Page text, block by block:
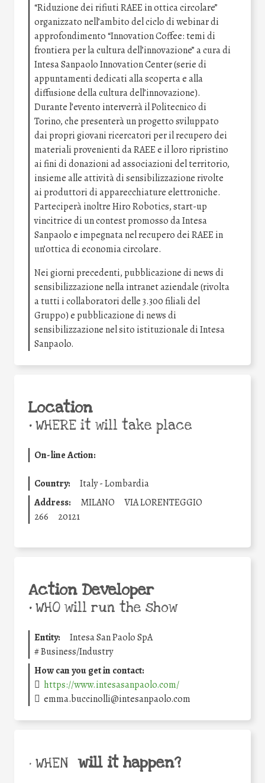
“Riduzione dei rifiuti RAEE in ottica circolare”
organizzato nell’ambito del ciclo di webinar di
approfondimento “Innovation Coffee: temi di
frontiera per la cultura dell’innovazione” a cura di
Intesa Sanpaolo Innovation Center (serie di
appuntamenti dedicati alla scoperta e alla
diffusione della cultura dell’innovazione).
Durante l’evento interverrà il Politecnico di
Torino, che presenterà un progetto sviluppato
dai propri giovani ricercatori per il recupero dei
materiali provenienti da RAEE e il loro ripristino
ai fini di donazioni ad associazioni del territorio,
insieme alle attività di sensibilizzazione rivolte
ai produttori di apparecchiature elettroniche.
Parteciperà inoltre Hiro Robotics, start-up
vincitrice di un contest promosso da Intesa
Sanpaolo e impegnata nel recupero dei RAEE in
un’ottica di economia circolare.
Nei giorni precedenti, pubblicazione di news di
sensibilizzazione nella intranet aziendale (rivolta
a tutti i collaboratori delle 3.300 filiali del
Gruppo) e pubblicazione di news di
sensibilizzazione nel sito istituzionale di Intesa
Sanpaolo.
Location
•WHERE it will take place
On-line Action:
Country:
Italy - Lombardia
Address:
MILANO
VIA LORENTEGGIO
266
20121
Action Developer
•WHO will run the show
Entity:
Intesa San Paolo SpA
#Business/Industry
How can you get in contact:
https://www.intesasanpaolo.com/
emma.buccinolli@intesanpaolo.com
• WHEN will it happen?